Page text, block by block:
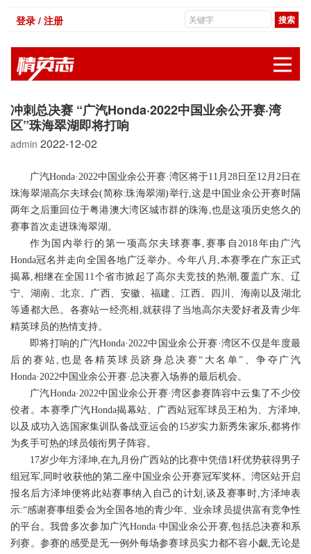
登录 / 注册
冲刺总决赛 “广汽Honda·2022中国业余公开赛·湾
区”珠海翠湖即将打响
admin 2022-12-02
广汽Honda·2022中国业余公开赛·湾区将于11月28日至12月2日在
珠海翠湖高尔夫球会(简称:珠海翠湖)举行,这是中国业余公开赛时隔
两年之后重回位于粤港澳大湾区城市群的珠海,也是这项历史悠久的
赛事首次走进珠海翠湖。
作为国内举行的第一项高尔夫球赛事,赛事自2018年由广汽
Honda冠名并走向全国各地广泛举办。今年八月,本赛季在广东正式
揭幕,相继在全国11个省市掀起了高尔夫竞技的热潮,覆盖广东、辽
宁、湖南、北京、广西、安徽、福建、江西、四川、海南以及湖北
等通都大邑。各赛站一经亮相,就获得了当地高尔夫爱好者及青少年
精英球员的热情支持。
即将打响的广汽Honda·2022中国业余公开赛·湾区不仅是年度最
后的赛站,也是各精英球员跻身总决赛“大名单”、争夺广汽
Honda·2022中国业余公开赛·总决赛入场券的最后机会。
广汽Honda·2022中国业余公开赛·湾区参赛阵容中云集了不少佼
佼者。本赛季广汽Honda揭幕站、广西站冠军球员王柏为、方泽坤,
以及成功入选国家集训队备战亚运会的15岁实力新秀朱家乐,都将作
为炙手可热的球员领衔男子阵容。
17岁少年方泽坤,在九月份广西站的比赛中凭借1杆优势获得男子
组冠军,同时收获他的第二座中国业余公开赛冠军奖杯。湾区站开启
报名后方泽坤便将此站赛事纳入自己的计划,谈及赛事时,方泽坤表
示:“感谢赛事组委会为全国各地的青少年、业余球员提供富有竞争性
的平台。我曾多次参加广汽Honda·中国业余公开赛,包括总决赛和系
列赛。参赛的感受是无一例外每场参赛球员实力都不容小觑,无论是